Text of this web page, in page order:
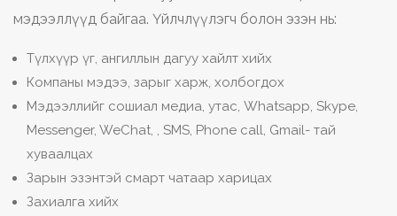
мэдээллүүд байгаа. Үйлчлүүлэгч болон эзэн нь:
Түлхүүр үг, ангиллын дагуу хайлт хийх
Компаны мэдээ, зарыг харж, холбогдох
Мэдээллийг сошиал медиа, утас, Whatsapp, Skype,
Messenger, WeChat, , SMS, Phone call, Gmail- тай
хуваалцах
Зарын эзэнтэй смарт чатаар харицах
Захиалга хийх